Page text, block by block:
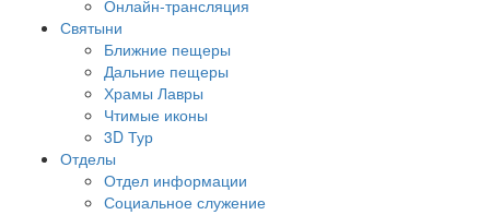
Онлайн-трансляция
Святыни
Ближние пещеры
Дальние пещеры
Храмы Лавры
Чтимые иконы
3D Тур
Отделы
Отдел информации
Социальное служение